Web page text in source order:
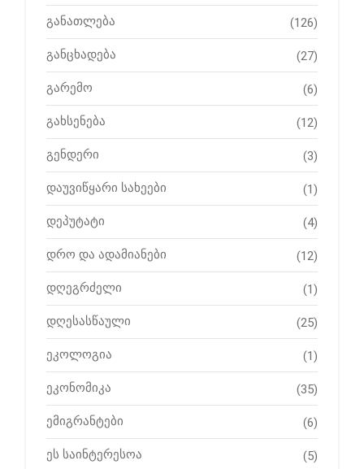
განათლება (126)
განცხადება (27)
გარემო (6)
გახსენება (12)
გენდერი (3)
დაუვიწყარი სახეები (1)
დეპუტატი (4)
დრო და ადამიანები (12)
დღეგრძელი (1)
დღესასწაული (25)
ეკოლოგია (1)
ეკონომიკა (35)
ემიგრანტები (6)
ეს საინტერესოა (5)